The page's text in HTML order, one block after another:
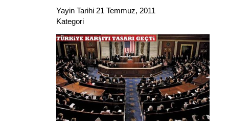
Yayin Tarihi 21 Temmuz, 2011
Kategori